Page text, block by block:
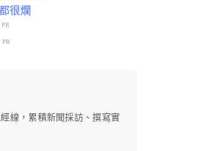
很爛
線，累積新聞採訪、撰寫實